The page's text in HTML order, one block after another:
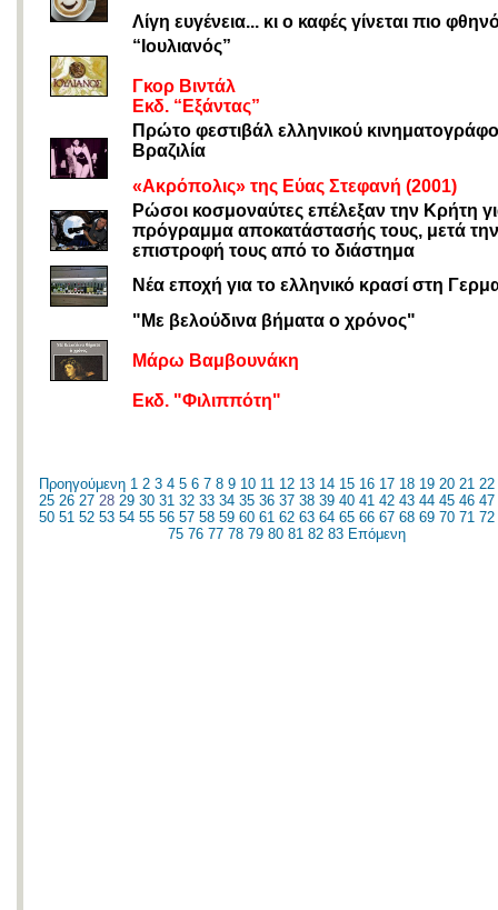
Λίγη ευγένεια... κι ο καφές γίνεται πιο
“Ιουλιανός”
Γκορ Βιντάλ
Εκδ. “Εξάντας”
Πρώτο φεστιβάλ ελληνικού
Βραζιλία
«Ακρόπολις» της Εύας Στεφανή (2001)
Ρώσοι κοσμοναύτες επέλεξαν την Κρήτη
πρόγραμμα αποκατάστασής τους, μετά την
επιστροφή τους από το διάστημα
Νέα εποχή για το ελληνικό κρασί στη
"Με βελούδινα βήματα ο χρόνος"
Μάρω Βαμβουνάκη
Εκδ. "Φιλιππότη"
Προηγούμενη 1 2 3 4 5 6 7 8 9 10 11 12 13 14 15 16 17 18 19 20 21 22
25 26 27 28 29 30 31 32 33 34 35 36 37 38 39 40 41 42 43 44 45 46 47
50 51 52 53 54 55 56 57 58 59 60 61 62 63 64 65 66 67 68 69 70 71 72
75 76 77 78 79 80 81 82 83 Επόμενη